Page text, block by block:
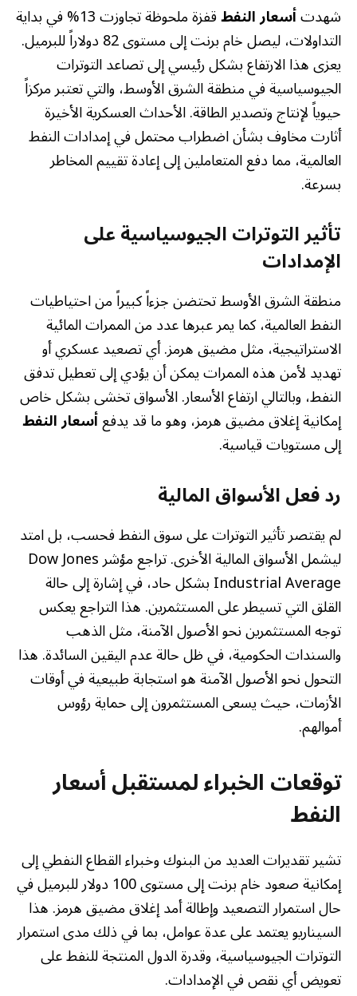
شهدتأسعار النفط قفزة ملحوظة تجاوزت 13% في بداية
التداولات، ليصل خام برنت إلى مستوى 82 دولاراً للبرميل.
يعزى هذا الارتفاع بشكل رئيسي إلى تصاعد التوترات
الجيوسياسية في منطقة الشرق الأوسط، والتي تعتبر مركزاً
حيوياً لإنتاج وتصدير الطاقة. الأحداث العسكرية الأخيرة
أثارت مخاوف بشأن اضطراب محتمل في إمدادات النفط
العالمية، مما دفع المتعاملين إلى إعادة تقييم المخاطر
بسرعة.
تأثير التوترات الجيوسياسية على
الإمدادات
منطقة الشرق الأوسط تحتضن جزءاً كبيراً من احتياطيات
النفط العالمية، كما يمر عبرها عدد من الممرات المائية
الاستراتيجية، مثل مضيق هرمز. أي تصعيد عسكري أو
تهديد لأمن هذه الممرات يمكن أن يؤدي إلى تعطيل تدفق
النفط، وبالتالي ارتفاع الأسعار. الأسواق تخشى بشكل خاص
إمكانية إغلاق مضيق هرمز، وهو ما قد يدفعأسعار النفط
إلى مستويات قياسية.
رد فعل الأسواق المالية
لم يقتصر تأثير التوترات على سوق النفط فحسب، بل امتد
ليشمل الأسواق المالية الأخرى. تراجع مؤشر Dow Jones
Industrial Average بشكل حاد، في إشارة إلى حالة
القلق التي تسيطر على المستثمرين. هذا التراجع يعكس
توجه المستثمرين نحو الأصول الآمنة، مثل الذهب
والسندات الحكومية، في ظل حالة عدم اليقين السائدة. هذا
التحول نحو الأصول الآمنة هو استجابة طبيعية في أوقات
الأزمات، حيث يسعى المستثمرون إلى حماية رؤوس
أموالهم.
توقعات الخبراء لمستقبل أسعار
النفط
تشير تقديرات العديد من البنوك وخبراء القطاع النفطي إلى
إمكانية صعود خام برنت إلى مستوى 100 دولار للبرميل في
حال استمرار التصعيد وإطالة أمد إغلاق مضيق هرمز. هذا
السيناريو يعتمد على عدة عوامل، بما في ذلك مدى استمرار
التوترات الجيوسياسية، وقدرة الدول المنتجة للنفط على
تعويض أي نقص في الإمدادات.